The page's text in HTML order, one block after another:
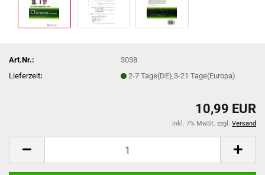
Art.Nr.:
3038
Lieferzeit: 2-7 Tage(DE),3-21 Tage(Europa)
10,99 EUR
inkl. 7% MwSt. zzgl. Versand